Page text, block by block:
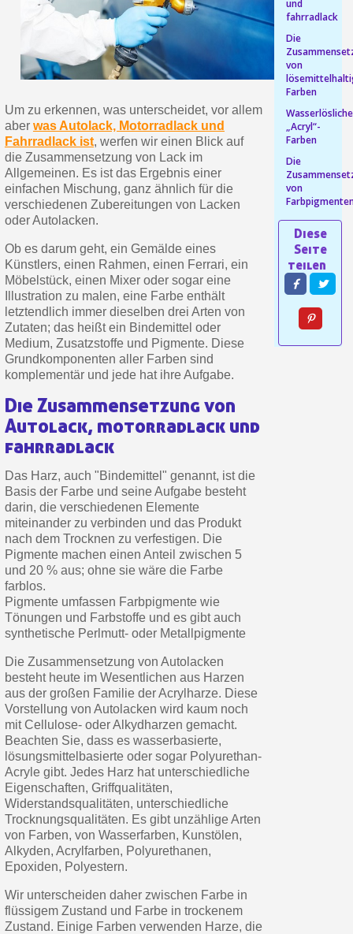
Ihr Online-Angebot
Teilen Sie Ihre Kreationen
Sammeln Sie mit
Rücksendung von
Rabatt von 5€ auf
10€ Einkaufsgutschein
10€ Einkaufsgutschein
Zahlung in 4x gebührenfrei
Teilen Sie Ihre Kreationen und
Zahlung in 4x gebührenfrei
Sammeln Sie mit jeder
Rücksendung von
10€ Einkaufsgutschein
Um zu erkennen, was unterscheidet, vor allem
aber was Autolack, Motorradlack und
Fahrradlack ist, werfen wir einen Blick auf
die Zusammensetzung von Lack im
Allgemeinen. Es ist das Ergebnis einer
einfachen Mischung, ganz ähnlich für die
verschiedenen Zubereitungen von Lacken
oder Autolacken.
Ob es darum geht, ein Gemälde eines
Künstlers, einen Rahmen, einen Ferrari, ein
Möbelstück, einen Mixer oder sogar eine
Illustration zu malen, eine Farbe enthält
letztendlich immer dieselben drei Arten von
Zutaten; das heißt ein Bindemittel oder
Medium, Zusatzstoffe und Pigmente. Diese
Grundkomponenten aller Farben sind
komplementär und jede hat ihre Aufgabe.
Die Zusammensetzung von
Autolack, motorradlack und
fahrradlack
Das Harz, auch "Bindemittel" genannt, ist die
Basis der Farbe und seine Aufgabe besteht
darin, die verschiedenen Elemente
miteinander zu verbinden und das Produkt
nach dem Trocknen zu verfestigen. Die
Pigmente machen einen Anteil zwischen 5
und 20 % aus; ohne sie wäre die Farbe
farblos.
Pigmente umfassen Farbpigmente wie
Tönungen und Farbstoffe und es gibt auch
synthetische Perlmutt- oder Metallpigmente
Die Zusammensetzung von Autolacken
besteht heute im Wesentlichen aus Harzen
aus der großen Familie der Acrylharze. Diese
Vorstellung von Autolacken wird kaum noch
mit Cellulose- oder Alkydharzen gemacht.
Beachten Sie, dass es wasserbasierte,
lösungsmittelbasierte oder sogar Polyurethan-
Acryle gibt. Jedes Harz hat unterschiedliche
Eigenschaften, Griffqualitäten,
Widerstandsqualitäten, unterschiedliche
Trocknungsqualitäten. Es gibt unzählige Arten
von Farben, von Wasserfarben, Kunstölen,
Alkyden, Acrylfarben, Polyurethanen,
Epoxiden, Polyestern.
Wir unterscheiden daher zwischen Farbe in
flüssigem Zustand und Farbe in trockenem
Zustand. Einige Farben verwenden Harze, die
und
fahrradlack
Die
von
Farben
Wasserlösliche
„Acryl“-
Farben
Die
von